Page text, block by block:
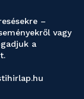
–
vagy
a